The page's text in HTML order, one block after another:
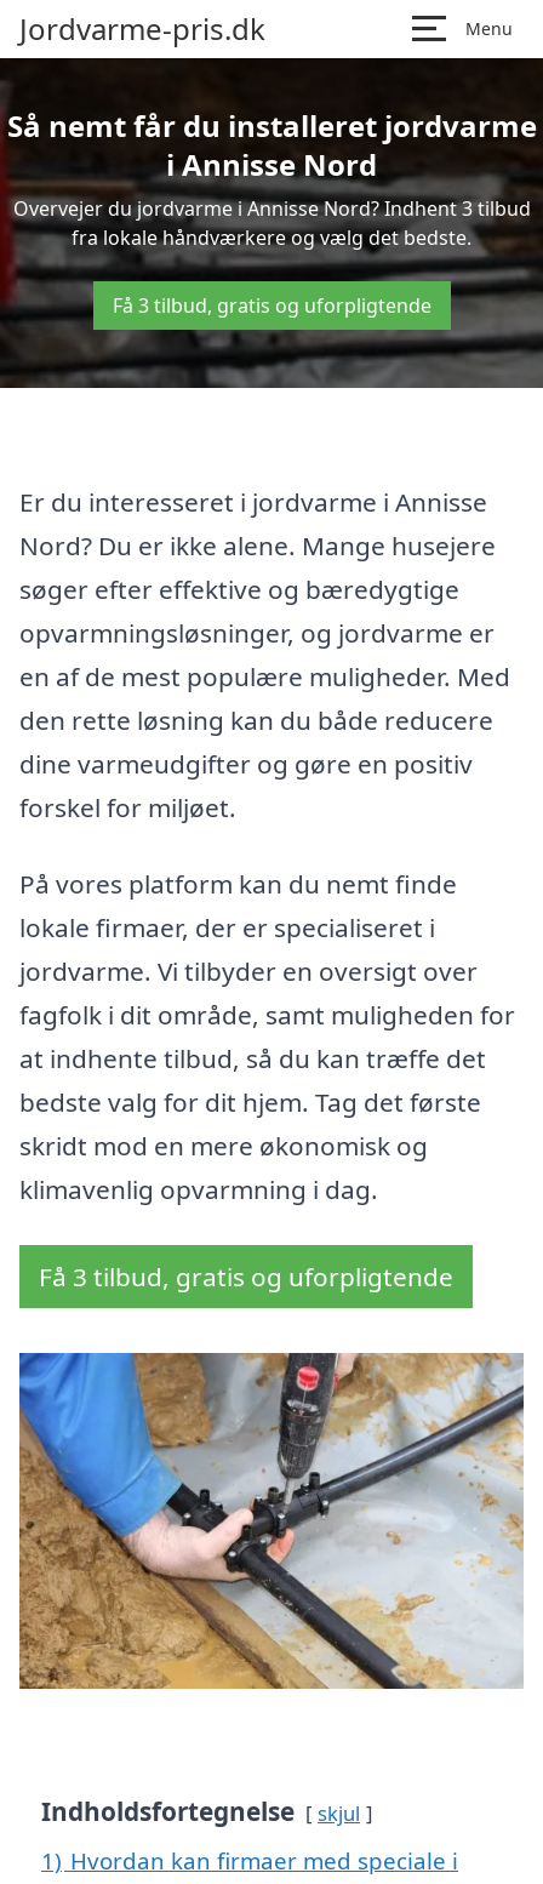
Jordvarme-pris.dk Menu
Så nemt får du installeret jordvarme
i Annisse Nord
Overvejer du jordvarme i Annisse Nord? Indhent 3 tilbud
fra lokale håndværkere og vælg det bedste.
Få 3 tilbud, gratis og uforpligtende
Er du interesseret i jordvarme i Annisse
Nord? Du er ikke alene. Mange husejere
søger efter effektive og bæredygtige
opvarmningsløsninger, og jordvarme er
en af de mest populære muligheder. Med
den rette løsning kan du både reducere
dine varmeudgifter og gøre en positiv
forskel for miljøet.
På vores platform kan du nemt finde
lokale firmaer, der er specialiseret i
jordvarme. Vi tilbyder en oversigt over
fagfolk i dit område, samt muligheden for
at indhente tilbud, så du kan træffe det
bedste valg for dit hjem. Tag det første
skridt mod en mere økonomisk og
klimavenlig opvarmning i dag.
Få 3 tilbud, gratis og uforpligtende
Indholdsfortegnelse skjul
1) Hvordan kan firmaer med speciale i